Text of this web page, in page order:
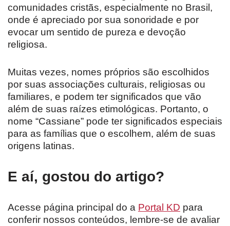
comunidades cristãs, especialmente no Brasil,
onde é apreciado por sua sonoridade e por
evocar um sentido de pureza e devoção
religiosa.
Muitas vezes, nomes próprios são escolhidos
por suas associações culturais, religiosas ou
familiares, e podem ter significados que vão
além de suas raízes etimológicas. Portanto, o
nome “Cassiane” pode ter significados especiais
para as famílias que o escolhem, além de suas
origens latinas.
E aí, gostou do artigo?
Acesse página principal do a Portal KD para
conferir nossos conteúdos, lembre-se de avaliar